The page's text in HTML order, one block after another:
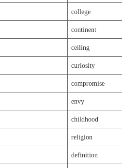
college
continent
ceiling
curiosity
compromise
envy
childhood
religion
definition